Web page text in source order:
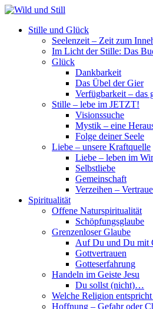
Stille und Glück
Seelenzeit – Zeit zum
Im Licht der Stille: Das
Glück
Dankbarkeit
Das Übel der Gier
Verfügbarkeit – das
Stille – lebe im JETZT!
Visionssuche
Mystik – eine
Folge deiner Seele
Liebe – unsere Kraftquelle
Liebe – leben im Wir
Selbstliebe
Gemeinschaft
Verzeihen –
Spiritualität
Offene Naturspiritualität
Schöpfungsglaube
Grenzenloser Glaube
Auf Du und Du mit
Gottvertrauen
Gotteserfahrung
Handeln im Geiste Jesu
Du sollst (nicht)…
Welche Religion
Hoffnung – Gefahr oder